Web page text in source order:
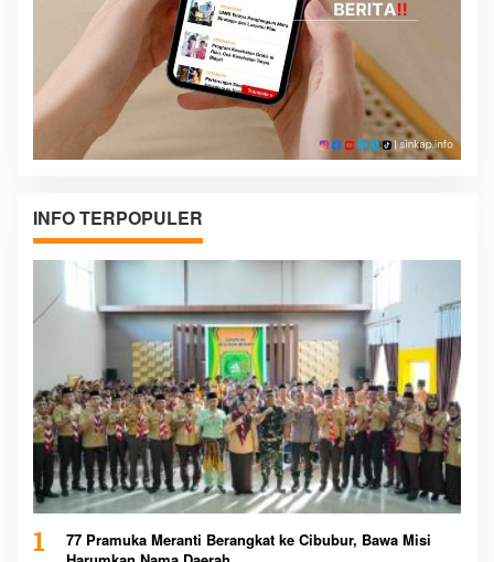
INFO TERPOPULER
1
77 Pramuka Meranti Berangkat ke Cibubur, Bawa Misi